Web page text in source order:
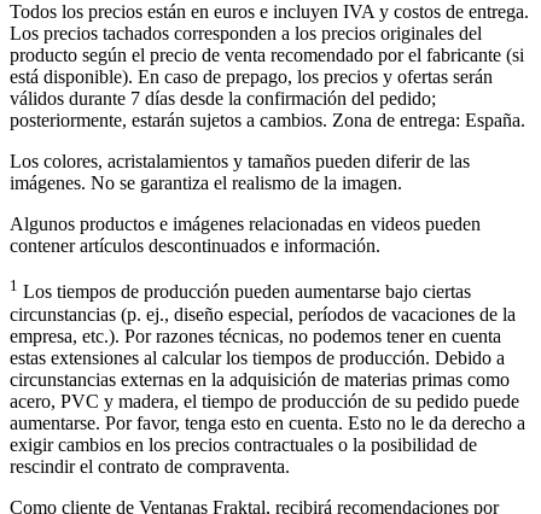
Todos los precios están en euros e incluyen IVA y costos de entrega.
Los precios tachados corresponden a los precios originales del
producto según el precio de venta recomendado por el fabricante (si
está disponible). En caso de prepago, los precios y ofertas serán
válidos durante 7 días desde la confirmación del pedido;
posteriormente, estarán sujetos a cambios. Zona de entrega: España.
Los colores, acristalamientos y tamaños pueden diferir de las
imágenes. No se garantiza el realismo de la imagen.
Algunos productos e imágenes relacionadas en videos pueden
contener artículos descontinuados e información.
1 Los tiempos de producción pueden aumentarse bajo ciertas
circunstancias (p. ej., diseño especial, períodos de vacaciones de la
empresa, etc.). Por razones técnicas, no podemos tener en cuenta
estas extensiones al calcular los tiempos de producción. Debido a
circunstancias externas en la adquisición de materias primas como
acero, PVC y madera, el tiempo de producción de su pedido puede
aumentarse. Por favor, tenga esto en cuenta. Esto no le da derecho a
exigir cambios en los precios contractuales o la posibilidad de
rescindir el contrato de compraventa.
Como cliente de Ventanas Fraktal, recibirá recomendaciones por